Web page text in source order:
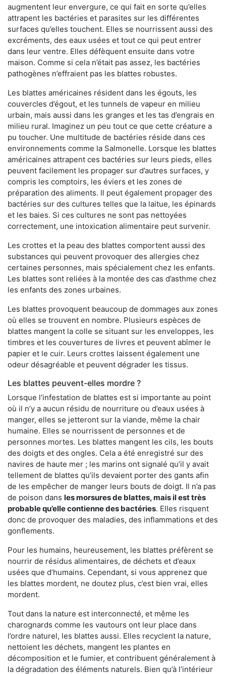
augmentent leur envergure, ce qui fait en sorte qu’elles
attrapent les bactéries et parasites sur les différentes
surfaces qu’elles touchent. Elles se nourrissent aussi des
excréments, des eaux usées et tout ce qui peut entrer
dans leur ventre. Elles défèquent ensuite dans votre
maison. Comme si cela n’était pas assez, les bactéries
pathogènes n’effraient pas les blattes robustes.
Les blattes américaines résident dans les égouts, les
couvercles d’égout, et les tunnels de vapeur en milieu
urbain, mais aussi dans les granges et les tas d’engrais en
milieu rural. Imaginez un peu tout ce que cette créature a
pu toucher. Une multitude de bactéries réside dans ces
environnements comme la Salmonelle. Lorsque les blattes
américaines attrapent ces bactéries sur leurs pieds, elles
peuvent facilement les propager sur d’autres surfaces, y
compris les comptoirs, les éviers et les zones de
préparation des aliments. Il peut également propager des
bactéries sur des cultures telles que la laitue, les épinards
et les baies. Si ces cultures ne sont pas nettoyées
correctement, une intoxication alimentaire peut survenir.
Les crottes et la peau des blattes comportent aussi des
substances qui peuvent provoquer des allergies chez
certaines personnes, mais spécialement chez les enfants.
Les blattes sont reliées à la montée des cas d’asthme chez
les enfants des zones urbaines.
Les blattes provoquent beaucoup de dommages aux zones
où elles se trouvent en nombre. Plusieurs espèces de
blattes mangent la colle se situant sur les enveloppes, les
timbres et les couvertures de livres et peuvent abîmer le
papier et le cuir. Leurs crottes laissent également une
odeur désagréable et peuvent dégrader les tissus.
Les blattes peuvent-elles mordre ?
Lorsque l’infestation de blattes est si importante au point
où il n’y a aucun résidu de nourriture ou d’eaux usées à
manger, elles se jetteront sur la viande, même la chair
humaine. Elles se nourrissent de personnes et de
personnes mortes. Les blattes mangent les cils, les bouts
des doigts et des ongles. Cela a été enregistré sur des
navires de haute mer ; les marins ont signalé qu’il y avait
tellement de blattes qu’ils devaient porter des gants afin
de les empêcher de manger leurs bouts de doigt. Il n’a pas
de poison dans les morsures de blattes, mais il est très
probable qu’elle contienne des bactéries. Elles risquent
donc de provoquer des maladies, des inflammations et des
gonflements.
Pour les humains, heureusement, les blattes préfèrent se
nourrir de résidus alimentaires, de déchets et d’eaux
usées que d’humains. Cependant, si vous apprenez que
les blattes mordent, ne doutez plus, c’est bien vrai, elles
mordent.
Tout dans la nature est interconnecté, et même les
charognards comme les vautours ont leur place dans
l’ordre naturel, les blattes aussi. Elles recyclent la nature,
nettoient les déchets, mangent les plantes en
décomposition et le fumier, et contribuent généralement à
la dégradation des éléments naturels. Bien qu’à l’intérieur